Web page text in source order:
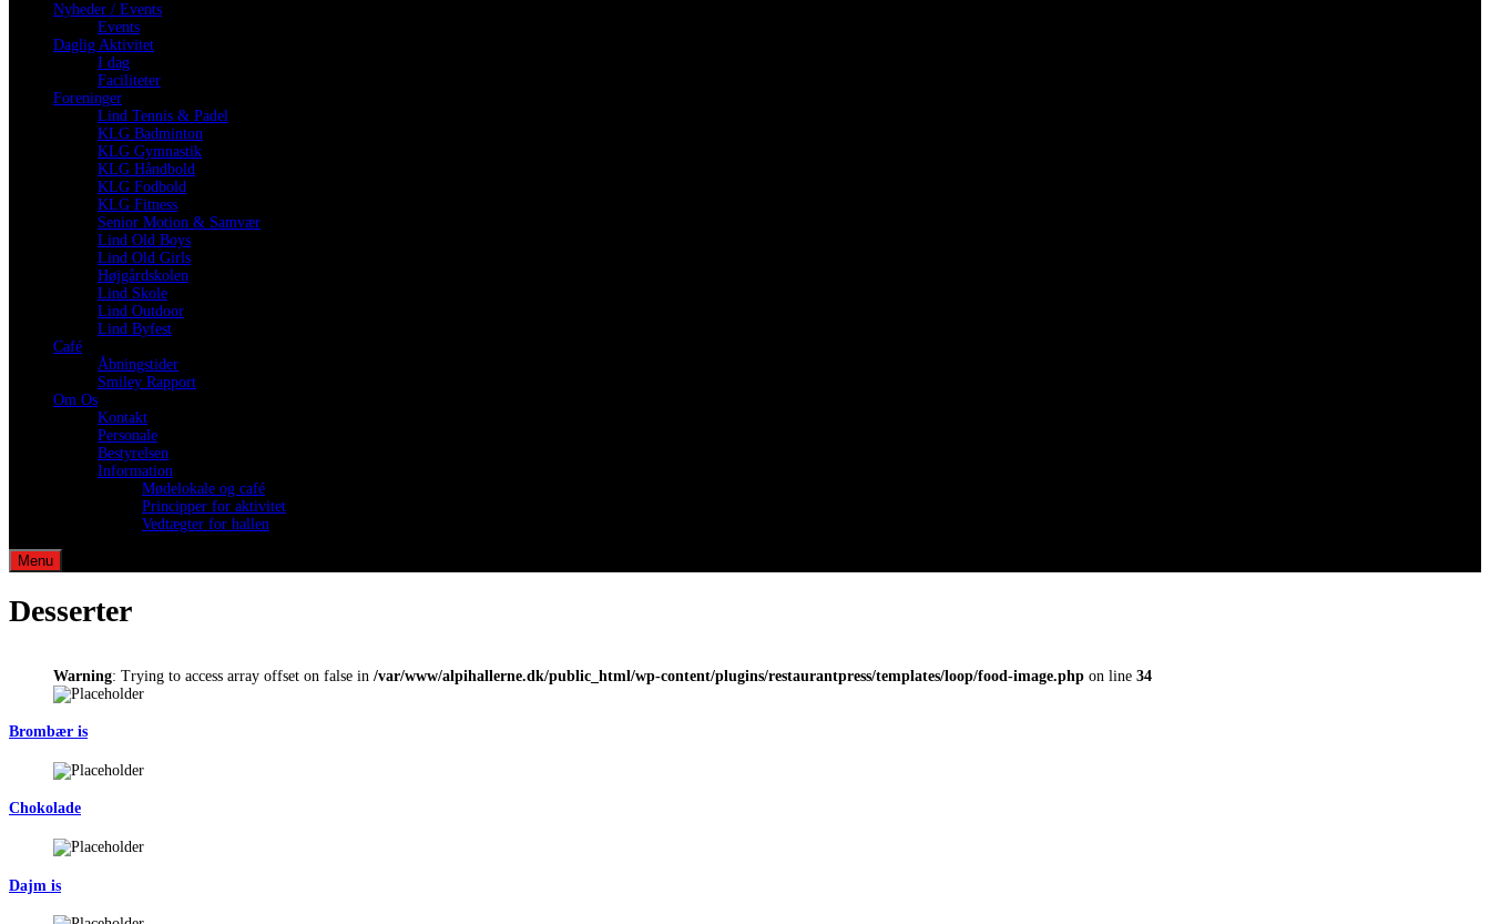
Nyheder / Events
Events
Daglig Aktivitet
I dag
Faciliteter
Foreninger
Lind Tennis & Padel
KLG Badminton
KLG Gymnastik
KLG Håndbold
KLG Fodbold
KLG Fitness
Senior Motion & Samvær
Lind Old Boys
Lind Old Girls
Højgårdskolen
Lind Skole
Lind Outdoor
Lind Byfest
Café
Åbningstider
Smiley Rapport
Om Os
Kontakt
Personale
Bestyrelsen
Information
Mødelokale og café
Principper for aktivitet
Vedtægter for hallen
Menu
Desserter
Warning: Trying to access array offset on false in /var/www/alpihallerne.dk/public_html/wp-content/plugins/restaurantpress/templates/loop/food-image.php on line 34
Brombær is
Chokolade
Dajm is